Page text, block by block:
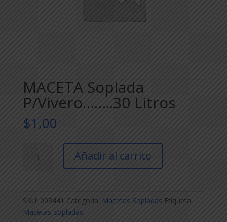
MACETA Soplada
P/Vivero……..30 Litros
$1,00
Soplada
P/Vivero........30
Añadir al carrito
SKU: 003441 Categoría: Macetas Sopladas Etiqueta:
Macetas Sopladas